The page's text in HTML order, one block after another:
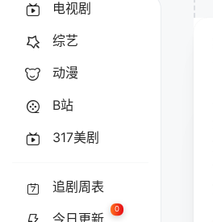
电视剧
综艺
动漫
B站
317美剧
追剧周表
今日更新
0